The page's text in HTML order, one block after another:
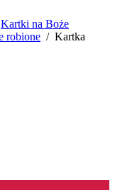
Kartki na Boże
robione / Kartka